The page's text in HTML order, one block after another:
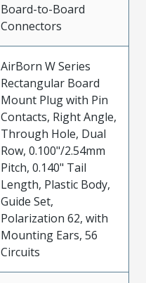
Board-to-Board
Connectors
AirBorn W Series
Rectangular Board
Mount Plug with Pin
Contacts, Right Angle,
Through Hole, Dual
Row, 0.100"/2.54mm
Pitch, 0.140" Tail
Length, Plastic Body,
Guide Set,
Polarization 62, with
Mounting Ears, 56
Circuits